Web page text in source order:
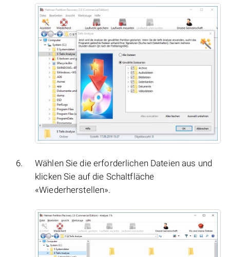
Wählen Sie die erforderlichen Dateien aus und
klicken Sie auf die Schaltfläche
«Wiederherstellen».